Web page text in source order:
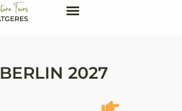
BERLIN 2027